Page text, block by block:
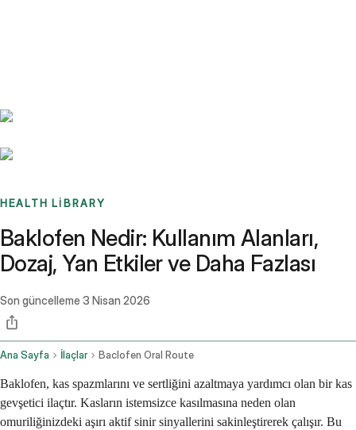
HEALTH LIBRARY
Baklofen Nedir: Kullanım Alanları,
Dozaj, Yan Etkiler ve Daha Fazlası
Son güncelleme 3 Nisan 2026
Ana Sayfa İlaçlar Baclofen Oral Route
Baklofen, kas spazmlarını ve sertliğini azaltmaya yardımcı olan bir kas
gevşetici ilaçtır. Kasların istemsizce kasılmasına neden olan
omuriliğinizdeki aşırı aktif sinir sinyallerini sakinleştirerek çalışır. Bu